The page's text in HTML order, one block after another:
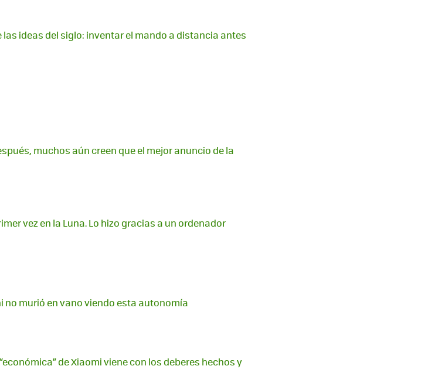
las ideas del siglo: inventar el mando a distancia antes
muchos aún creen que el mejor anuncio de la
vez en la Luna. Lo hizo gracias a un ordenador
no murió en vano viendo esta autonomía
de Xiaomi viene con los deberes hechos y